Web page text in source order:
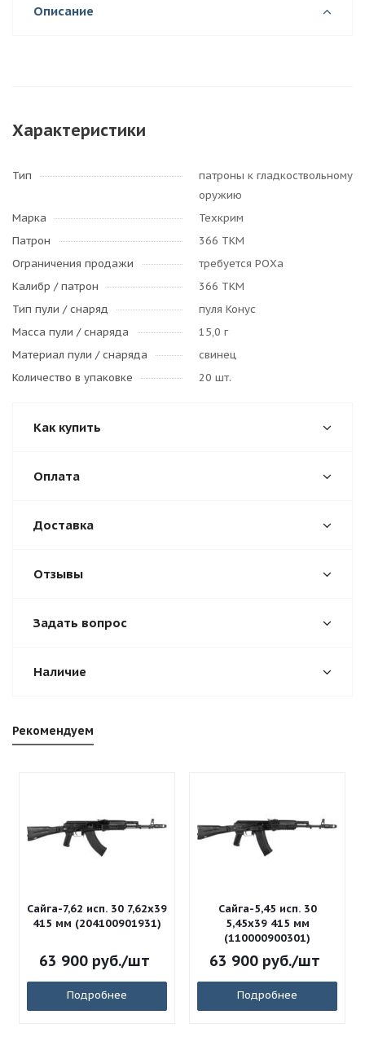
Описание
Характеристики
Тип
патроны к гладкоствольному
оружию
Марка
Техкрим
Патрон
366 ТКМ
Ограничения продажи
требуется РОХа
Калибр / патрон
366 ТКМ
Тип пули / cнаряд
пуля Конус
Масса пули / снаряда
15,0 г
Материал пули / снаряда
свинец
Количество в упаковке
20 шт.
Как купить
Оплата
Доставка
Отзывы
Задать вопрос
Наличие
Рекомендуем
Сайга-7,62 исп. 30 7,62x39
415 мм (204100901931)
63 900руб./шт
Подробнее
Сайга-5,45 исп. 30
5,45x39 415 мм
(110000900301)
63 900руб./шт
Подробнее